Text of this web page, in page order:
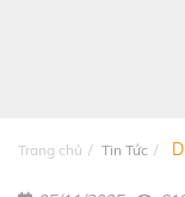
Trang chủ Tin Tức